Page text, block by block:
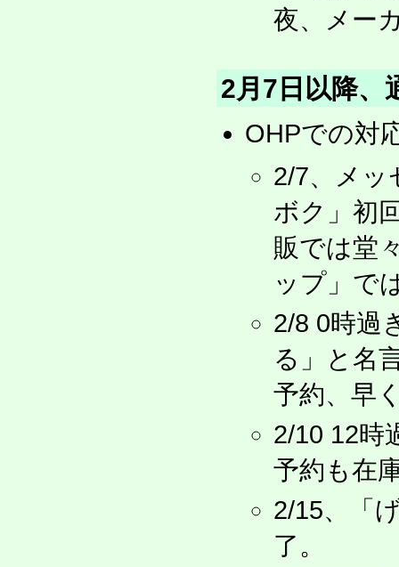
夜、メー
2月7日以降、
OHPでの対
2/7、メッ
ボク」初
販では堂
ップ」で
2/8 0時過
る」と名
予約、早
2/10 12時
予約も在
2/15、「
了。